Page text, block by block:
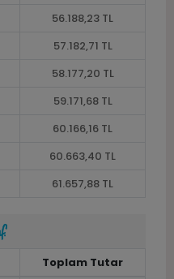
56.188,23 TL
57.182,71 TL
58.177,20 TL
59.171,68 TL
60.166,16 TL
60.663,40 TL
61.657,88 TL
Toplam Tutar